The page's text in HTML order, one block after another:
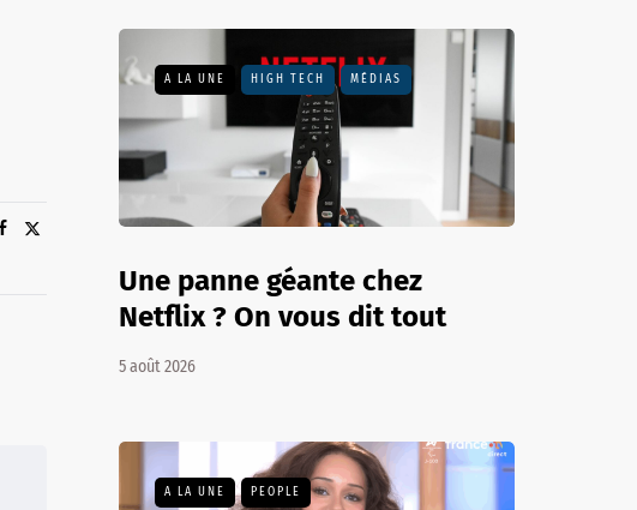
A LA UNE HIGH TECH MÉDIAS
Une panne géante chez
Netflix ? On vous dit tout
5 août 2026
A LA UNE PEOPLE